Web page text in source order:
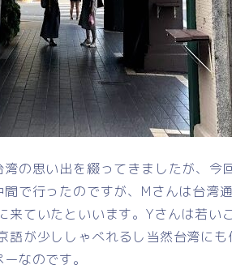
の思い出を綴ってきましたが、今
で行ったのですが、Mさんは台湾
来ていたといいます。Yさんは若い
語が少ししゃべれるし当然台湾に
なのです。